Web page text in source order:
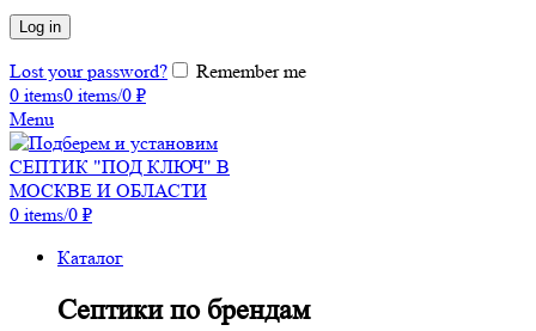
Log in
Lost your password?
Remember me
0 items0 items/0 ₽
Menu
0 items/0 ₽
Каталог
Септики по брендам